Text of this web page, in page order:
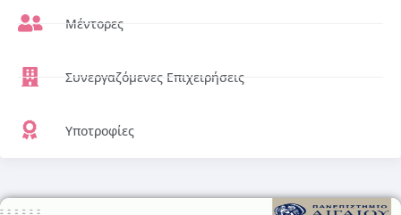
Μέντορες
Συνεργαζόμενες Επιχειρήσεις
Υποτροφίες